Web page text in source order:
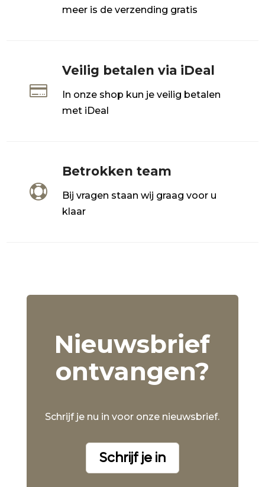
meer is de verzending gratis

Veilig betalen via iDeal
In onze shop kun je veilig betalen
met iDeal

Betrokken team
Bij vragen staan wij graag voor u
klaar
Nieuwsbrief
ontvangen?
Schrijf je nu in voor onze nieuwsbrief.
Schrijf je in